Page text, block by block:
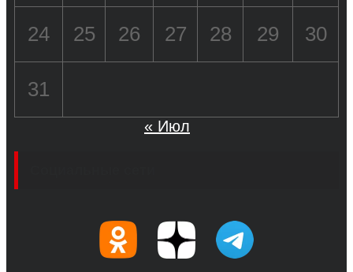
24 25 26 27 28 29 30
31
« Июл